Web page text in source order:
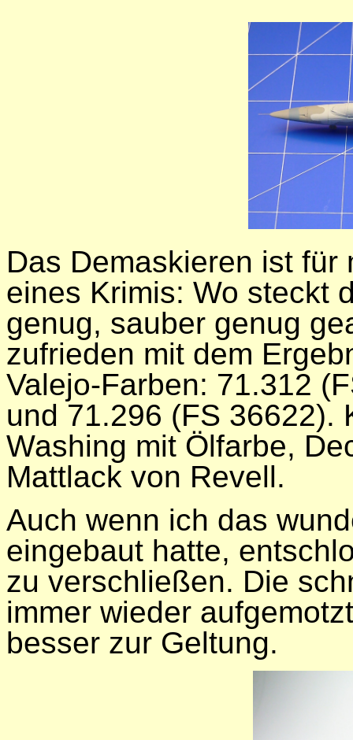
Das Demaskieren ist für
eines Krimis: Wo steckt
genug, sauber genug
zufrieden mit dem
Valejo-Farben: 71.312
und 71.296 (FS 36622).
Washing mit Ölfarbe,
Mattlack von Revell.
Auch wenn ich das
eingebaut hatte,
zu verschließen. Die
immer wieder
besser zur Geltung.